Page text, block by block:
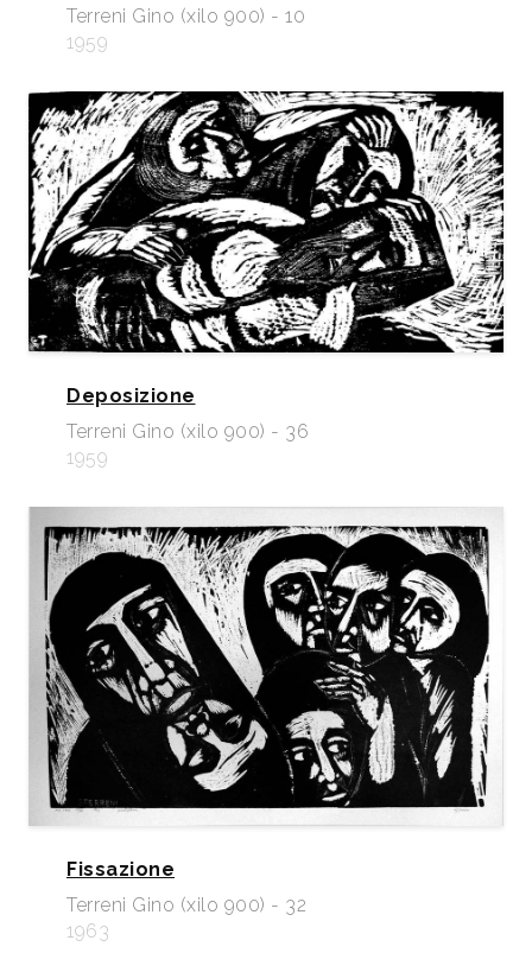
Terreni Gino (xilo 900) - 10
1959
Deposizione
Terreni Gino (xilo 900) - 36
1959
Fissazione
Terreni Gino (xilo 900) - 32
1963